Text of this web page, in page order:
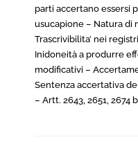
parti accertano essersi
usucapione – Natura di
Trascrivibilita’ nei
Inidoneità a produrre
modificativi –
Sentenza accertativa
– Artt. 2643, 2651, 2674